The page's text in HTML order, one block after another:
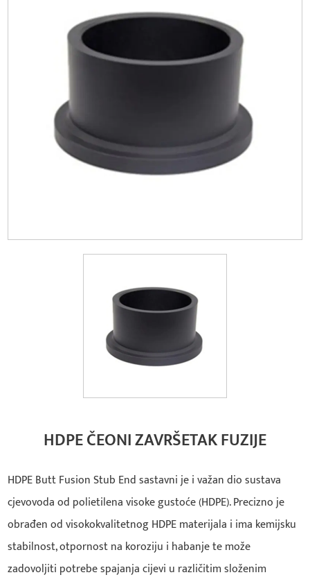
HDPE ČEONI ZAVRŠETAK FUZIJE
HDPE Butt Fusion Stub End sastavni je i važan dio sustava
cjevovoda od polietilena visoke gustoće (HDPE). Precizno je
obrađen od visokokvalitetnog HDPE materijala i ima kemijsku
stabilnost, otpornost na koroziju i habanje te može
zadovoljiti potrebe spajanja cijevi u različitim složenim